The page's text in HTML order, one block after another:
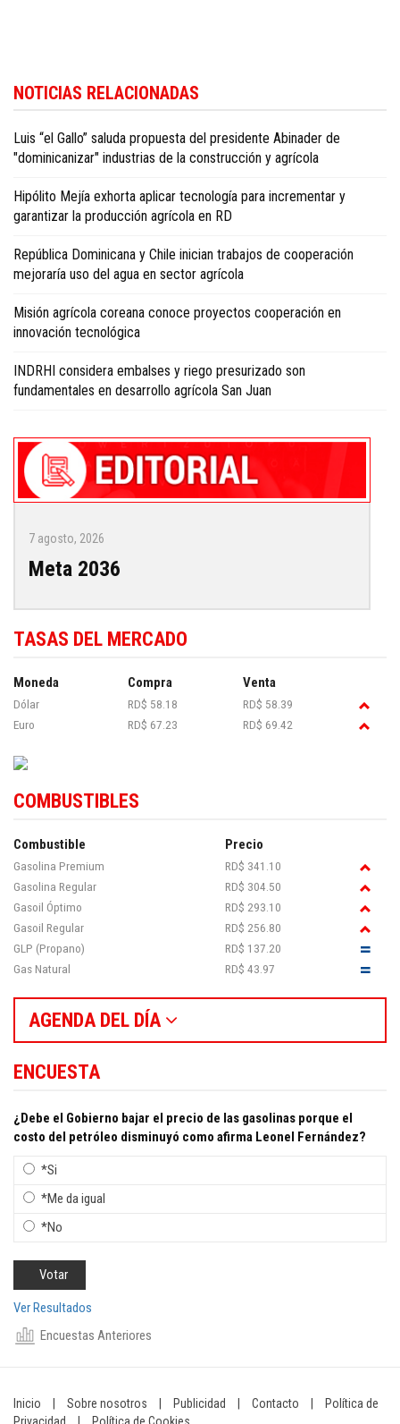
NOTICIAS RELACIONADAS
Luis “el Gallo” saluda propuesta del presidente Abinader de
"dominicanizar" industrias de la construcción y agrícola
Hipólito Mejía exhorta aplicar tecnología para incrementar y
garantizar la producción agrícola en RD
República Dominicana y Chile inician trabajos de cooperación
mejoraría uso del agua en sector agrícola
Misión agrícola coreana conoce proyectos cooperación en
innovación tecnológica
INDRHI considera embalses y riego presurizado son
fundamentales en desarrollo agrícola San Juan
7 agosto, 2026
Meta 2036
TASAS DEL MERCADO
Moneda Compra Venta
Dólar RD$ 58.18
RD$ 58.39
Euro
RD$ 67.23 RD$ 69.42
COMBUSTIBLES
Combustible Precio
Gasolina Premium
RD$ 341.10
Gasolina Regular
RD$ 304.50
Gasoil Óptimo
RD$ 293.10
Gasoil Regular
RD$ 256.80
GLP (Propano)
RD$ 137.20
Gas Natural
RD$ 43.97
AGENDA DEL DÍA
ENCUESTA
¿Debe el Gobierno bajar el precio de las gasolinas porque el
costo del petróleo disminuyó como afirma Leonel Fernández?
*Si
*Me da igual
*No
Ver Resultados
Encuestas Anteriores
Inicio Sobre nosotros Publicidad Contacto
Política de